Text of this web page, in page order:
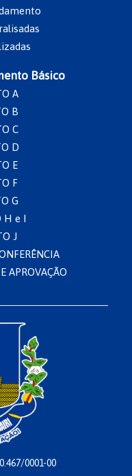
Básico
A
B
C
D
E
F
G
H e I
J
APROVAÇÃO
0001-00